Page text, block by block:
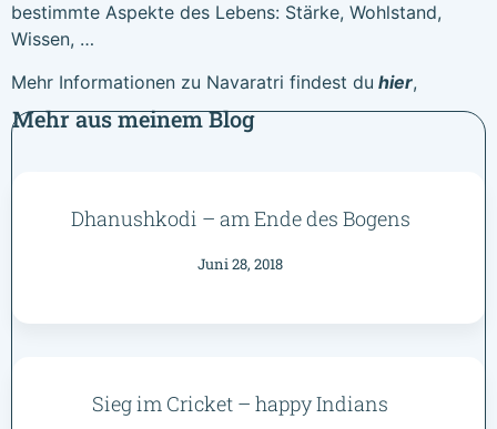
bestimmte Aspekte des Lebens: Stärke, Wohlstand,
Wissen, …
Mehr Informationen zu Navaratri findest du hier,
Mehr aus meinem Blog
Dhanushkodi – am Ende des Bogens
Juni 28, 2018
Sieg im Cricket – happy Indians